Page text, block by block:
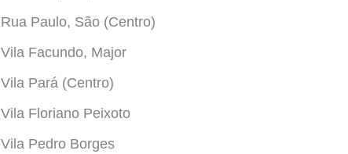
Rua Paulo, São (Centro)
Vila Facundo, Major
Vila Pará (Centro)
Vila Floriano Peixoto
Vila Pedro Borges